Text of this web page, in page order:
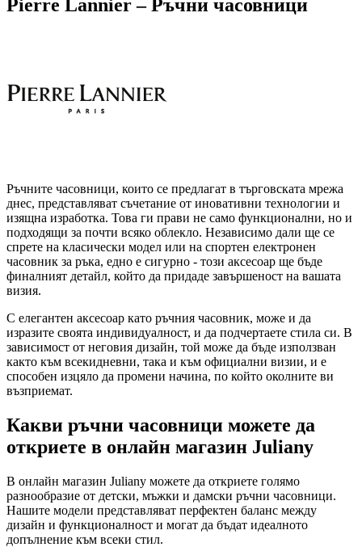
Pierre Lannier – Ръчни часовници
Ръчните часовници, които се предлагат в търговската мрежа
днес, представляват съчетание от иновативни технологии и
изящна изработка. Това ги прави не само функционални, но и
подходящи за почти всяко облекло. Независимо дали ще се
спрете на класически модел или на спортен електронен
часовник за ръка, едно е сигурно - този аксесоар ще бъде
финалният детайл, който да придаде завършеност на вашата
визия.
С елегантен аксесоар като ръчния часовник, може и да
изразите своята индивидуалност, и да подчертаете стила си. В
зависимост от неговия дизайн, той може да бъде използван
както към всекидневни, така и към официални визии, и е
способен изцяло да промени начина, по който околните ви
възприемат.
Какви ръчни часовници можете да
откриете в онлайн магазин Juliany
В онлайн магазин Juliany можете да откриете голямо
разнообразие от детски, мъжки и дамски ръчни часовници.
Нашите модели представляват перфектен баланс между
дизайн и функционалност и могат да бъдат идеалното
допълнение към всеки стил.